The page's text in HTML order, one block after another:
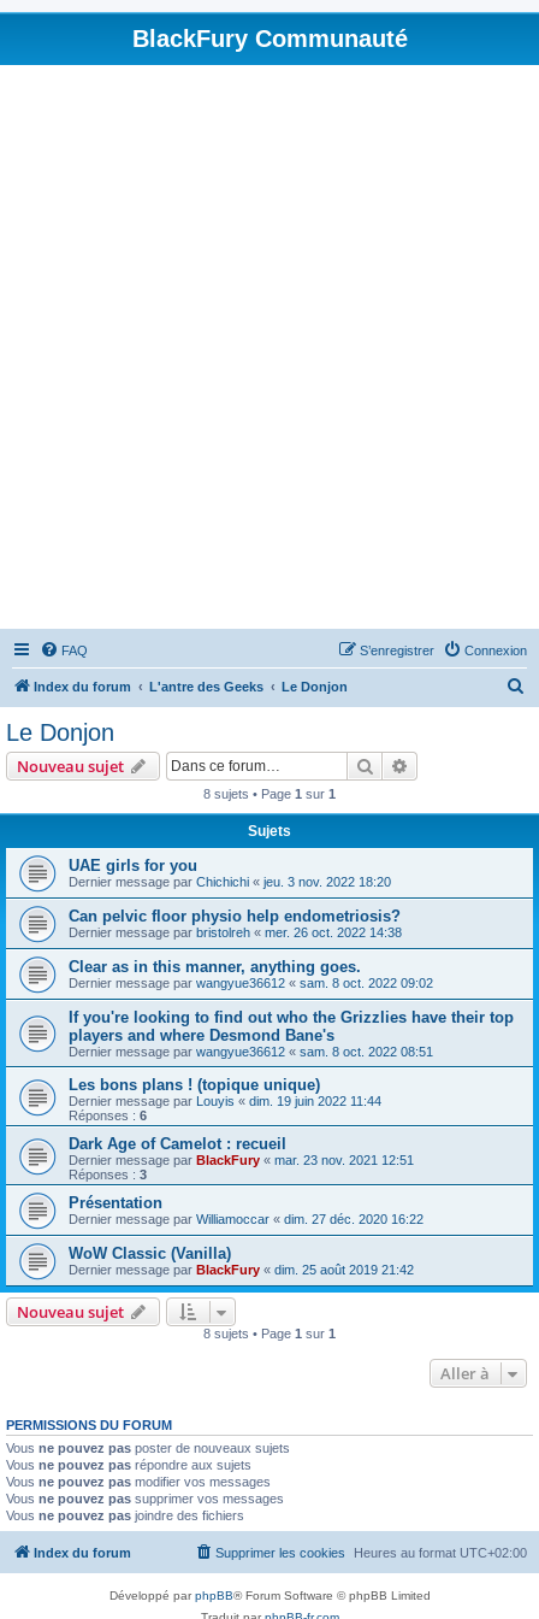
BlackFury Communauté
FAQ Connexion
S’enregistrer
Index du forum L'antre des Geeks Le Donjon
r
Le Donjon
Nouveau sujet Rechercher
8 sujets • Page 1 sur 1
Sujets
UAE girls for you
Dernier message par Chichichi « jeu. 3 nov. 2022 18:20
Can pelvic floor physio help endometriosis?
Dernier message par bristolreh « mer. 26 oct. 2022 14:38
Clear as in this manner, anything goes.
Dernier message par wangyue36612 « sam. 8 oct. 2022 09:02
If you're looking to find out who the Grizzlies have their top
players and where Desmond Bane's
Dernier message par wangyue36612 « sam. 8 oct. 2022 08:51
Les bons plans ! (topique unique)
Dernier message par Louyis « dim. 19 juin 2022 11:44
Réponses : 6
Dark Age of Camelot : recueil
Dernier message par BlackFury « mar. 23 nov. 2021 12:51
Réponses : 3
Présentation
Dernier message par Williamoccar « dim. 27 déc. 2020 16:22
WoW Classic (Vanilla)
Dernier message par BlackFury « dim. 25 août 2019 21:42
Nouveau sujet
8 sujets • Page 1 sur 1
Aller à
PERMISSIONS DU FORUM
Vous ne pouvez pas poster de nouveaux sujets
Vous ne pouvez pas répondre aux sujets
Vous ne pouvez pas modifier vos messages
Vous ne pouvez pas supprimer vos messages
Vous ne pouvez pas joindre des fichiers
Index du forum Heures au format UTC+02:00
Supprimer les cookies
Développé parphpBB® Forum Software © phpBB Limited